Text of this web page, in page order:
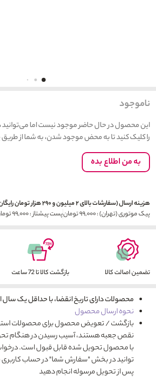
ناموجود
این محصول در حال حاضر موجود نیست اما می‌توانید
را کلیک کنید تا به محض موجود شدن، به شما از
به من اطلاع بده
هزینه ارسال (سفارشات بالای ۲ میلیون و ۲۹۰ هزار تومان رایگان می باشد)
پیک موتوری (تهران) : ۹۹,۰۰۰ تومان
پست پیشتاز : ۹۹,۰۰۰ تومان
تضمین اصالت کالا بازگشت کالا تا 72 ساعت
محصولات دارای تاریخ انقضا، با حداقل یک
نحوه ارسال محصول
بازگشت / تعویض محصول برای محصولات
نقص جعبه هستند، آسیب رسیدن در هنگام
با محصول تحویل شده قابل قبول است.
پس از تحویل مرسوله انجام دهید